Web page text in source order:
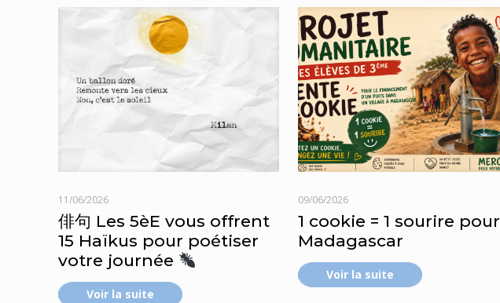
11/06/2026
俳句 Les 5èE vous offrent
15 Haïkus pour poétiser
votre journée
Voir la suite
09/06/2026
1 cookie = 1 sourire pour
Madagascar
Voir la suite